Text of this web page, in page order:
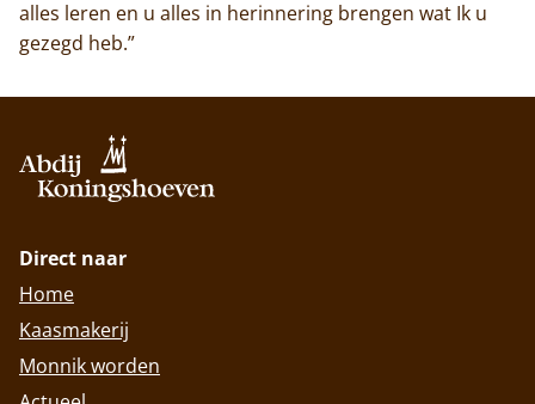
alles leren en u alles in herinnering brengen wat Ik u
gezegd heb.”
Direct naar
Home
Kaasmakerij
Monnik worden